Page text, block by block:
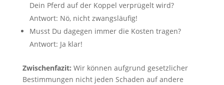
Dein Pferd auf der Koppel verprügelt wird?
Antwort: Nö, nicht zwangsläufig!
Musst Du dagegen immer die Kosten tragen?
Antwort: Ja klar!
Zwischenfazit: Wir können aufgrund gesetzlicher
Bestimmungen nicht jeden Schaden auf andere